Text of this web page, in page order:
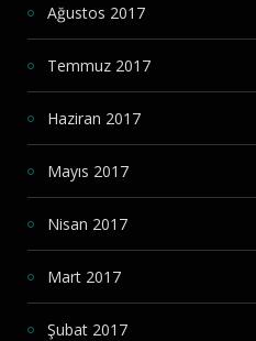
Ağustos 2017
Temmuz 2017
Haziran 2017
Mayıs 2017
Nisan 2017
Mart 2017
Şubat 2017